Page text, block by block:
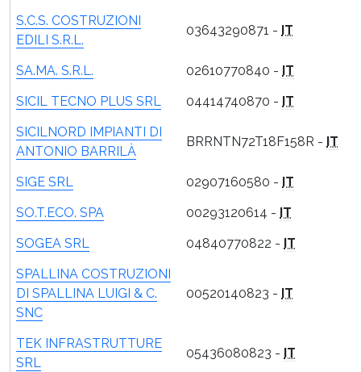
S.C.S. COSTRUZIONI
EDILI S.R.L.
03643290871 - IT
SA.MA. S.R.L. 02610770840 - IT
SICIL TECNO PLUS SRL
04414740870 - IT
SICILNORD IMPIANTI DI
ANTONIO BARRILÀ
BRRNTN72T18F158R - IT
SIGE SRL 02907160580 - IT
SO.T.ECO. SPA
00293120614 - IT
SOGEA SRL
04840770822 - IT
SPALLINA COSTRUZIONI
DI SPALLINA LUIGI & C.
SNC
00520140823 - IT
TEK INFRASTRUTTURE
SRL
05436080823 - IT